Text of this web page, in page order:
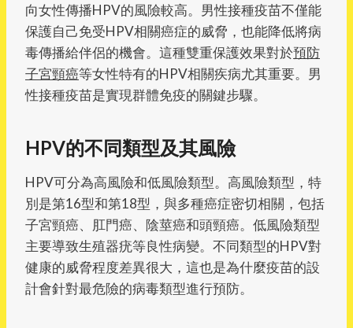
向女性傳播HPV的風險較高。男性接種疫苗不僅能
保護自己免受HPV相關癌症的威脅，也能降低將病
毒傳播給伴侶的機會。這種雙重保護效果對於預防
子宮頸癌等女性特有的HPV相關疾病尤其重要。男
性接種疫苗是實現群體免疫的關鍵步驟。
HPV的不同類型及其風險
HPV可分為高風險和低風險類型。高風險類型，特
別是第16型和第18型，與多種癌症密切相關，包括
子宮頸癌、肛門癌、陰莖癌和頭頸癌。低風險類型
主要導致生殖器疣等良性病變。不同類型的HPV對
健康的威脅程度差異很大，這也是為什麼疫苗的設
計會針對最危險的病毒類型進行預防。